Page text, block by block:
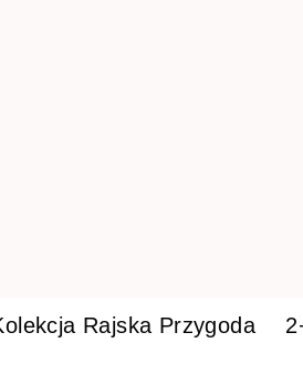
Rajska Przygoda